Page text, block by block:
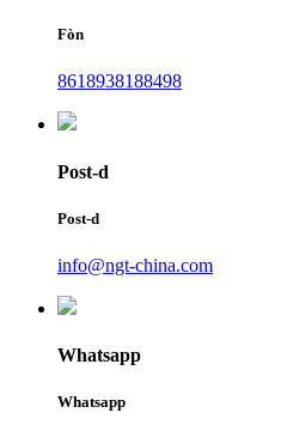
Fòn
8618938188498
Post-d
Post-d
info@ngt-china.com
Whatsapp
Whatsapp